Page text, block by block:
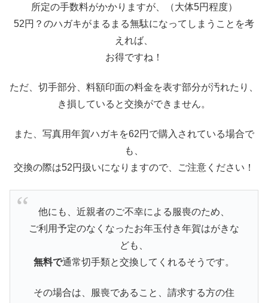
所定の手数料がかかりますが、（大体5円程度）
52円？のハガキがまるまる無駄になってしまうことを考
えれば、
お得ですね！
ただ、切手部分、料額印面の料金を表す部分が汚れたり、
き損していると交換ができません。
また、写真用年賀ハガキを62円で購入されている場合で
も、
交換の際は52円扱いになりますので、ご注意ください！
他にも、近親者のご不幸による服喪のため、
ご利用予定のなくなったお年玉付き年賀はがきな
ども、
無料で通常切手類と交換してくれるそうです。
その場合は、服喪であること、請求する方の住